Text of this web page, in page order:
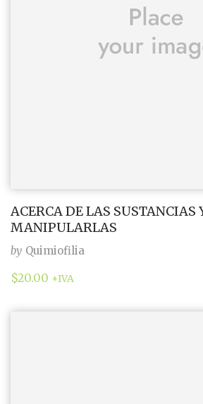
ACERCA DE LAS SUSTANCIAS
MANIPULARLAS
by Quimiofilia
$20.00 +IVA